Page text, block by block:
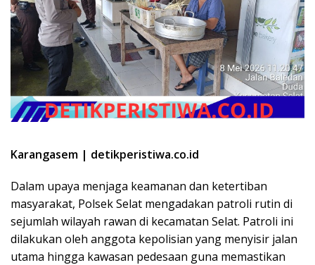
Karangasem | detikperistiwa.co.id
Dalam upaya menjaga keamanan dan ketertiban
masyarakat, Polsek Selat mengadakan patroli rutin di
sejumlah wilayah rawan di kecamatan Selat. Patroli ini
dilakukan oleh anggota kepolisian yang menyisir jalan
utama hingga kawasan pedesaan guna memastikan